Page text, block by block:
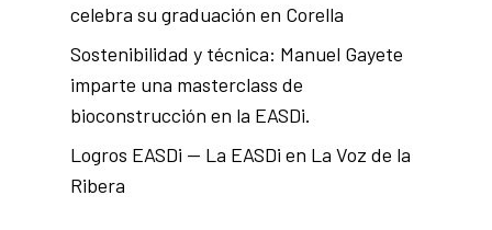
celebra su graduación en Corella
Sostenibilidad y técnica: Manuel Gayete
imparte una masterclass de
bioconstrucción en la EASDi.
Logros EASDi — La EASDi en La Voz de la
Ribera